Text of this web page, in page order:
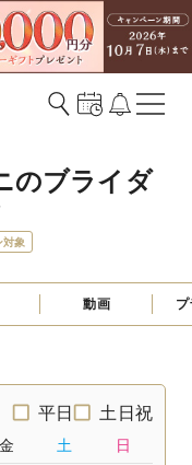
のブライダ
対象
動画
平日 土日祝
金 土 日